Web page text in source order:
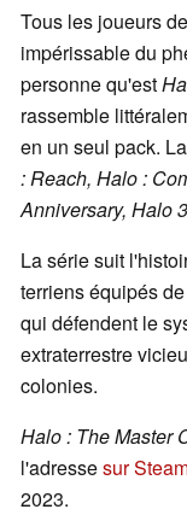
Tous les joueurs
impérissable du
personne qu'est
rassemble
en un seul pack. La
: Reach, Halo :
Anniversary, Halo 3
La série suit
terriens équipés
qui défendent le
extraterrestre
colonies.
Halo : The Master
l'adressesur
2023.